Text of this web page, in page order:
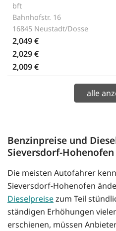
bft
Bahnhofstr. 16
16845 Neustadt/Dosse
2,049 €
2,029 €
2,009 €
alle
Benzinpreise und
Sieversdorf-Hohenofen
Die meisten Autofahrer
Sieversdorf-Hohenofen
Dieselpreisezum Teil
ständigen Erhöhungen
erschienen, müssen